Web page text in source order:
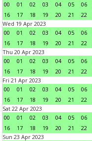
00
01 02 03 04 05 06
16
17 18 19 20 21 22
Wed 19 Apr 2023
00
01 02 03 04 05 06
16
17 18 19 20 21 22
Thu 20 Apr 2023
00
01 02 03 04 05 06
16
17 18 19 20 21 22
Fri 21 Apr 2023
00
01 02 03 04 05 06
16
17 18 19 20 21 22
Sat 22 Apr 2023
00
01 02 03 04 05 06
16
17 18 19 20 21 22
Sun 23 Apr 2023